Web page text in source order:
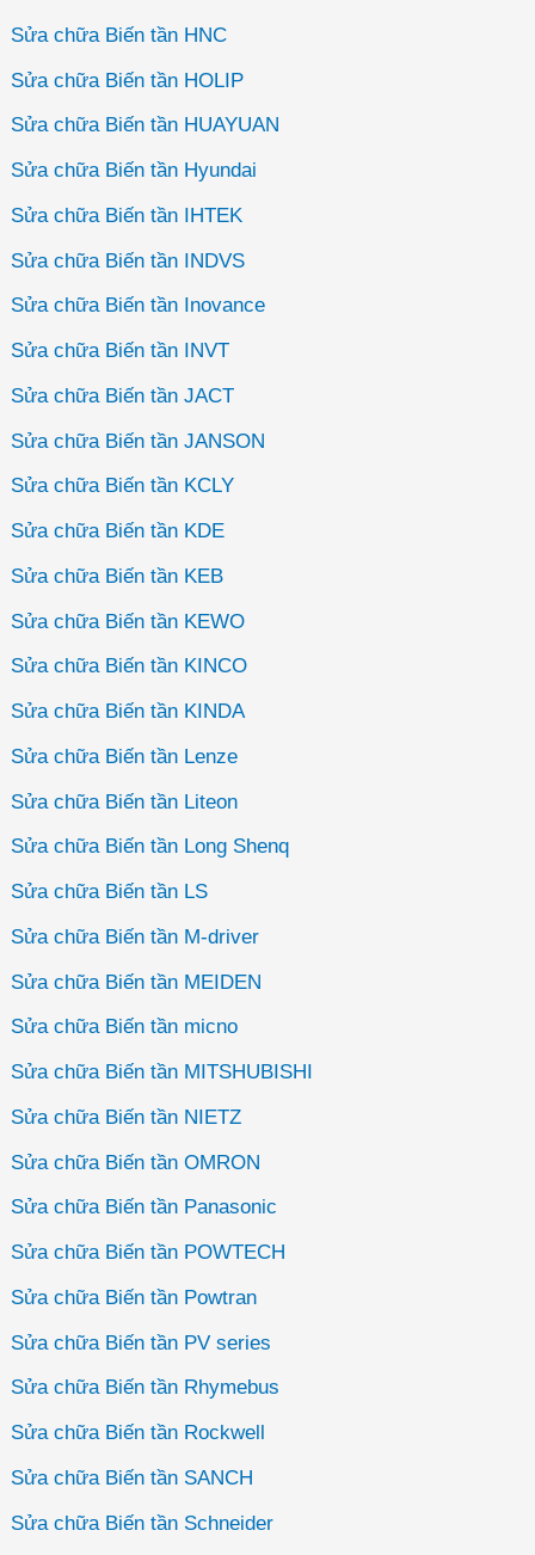
Sửa chữa Biến tần HNC
Sửa chữa Biến tần HOLIP
Sửa chữa Biến tần HUAYUAN
Sửa chữa Biến tần Hyundai
Sửa chữa Biến tần IHTEK
Sửa chữa Biến tần INDVS
Sửa chữa Biến tần Inovance
Sửa chữa Biến tần INVT
Sửa chữa Biến tần JACT
Sửa chữa Biến tần JANSON
Sửa chữa Biến tần KCLY
Sửa chữa Biến tần KDE
Sửa chữa Biến tần KEB
Sửa chữa Biến tần KEWO
Sửa chữa Biến tần KINCO
Sửa chữa Biến tần KINDA
Sửa chữa Biến tần Lenze
Sửa chữa Biến tần Liteon
Sửa chữa Biến tần Long Shenq
Sửa chữa Biến tần LS
Sửa chữa Biến tần M-driver
Sửa chữa Biến tần MEIDEN
Sửa chữa Biến tần micno
Sửa chữa Biến tần MITSHUBISHI
Sửa chữa Biến tần NIETZ
Sửa chữa Biến tần OMRON
Sửa chữa Biến tần Panasonic
Sửa chữa Biến tần POWTECH
Sửa chữa Biến tần Powtran
Sửa chữa Biến tần PV series
Sửa chữa Biến tần Rhymebus
Sửa chữa Biến tần Rockwell
Sửa chữa Biến tần SANCH
Sửa chữa Biến tần Schneider